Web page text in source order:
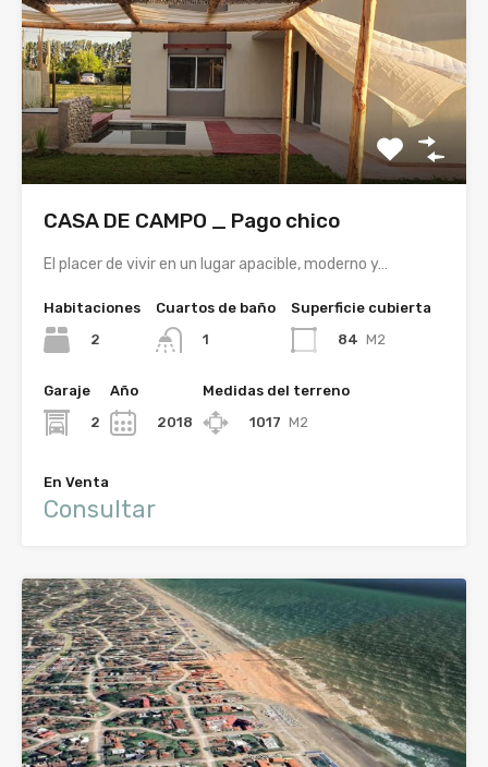
CASA DE CAMPO _ Pago chico
El placer de vivir en un lugar apacible, moderno y…
Habitaciones
2
Cuartos de baño
1
Superficie cubierta
84 M2
Garaje
2
Año
2018
Medidas del terreno
1017 M2
En Venta
Consultar